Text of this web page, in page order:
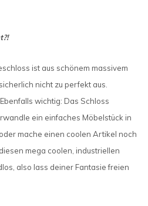
ist aus schönem massivem
nicht zu perfekt aus.
wichtig: Das Schloss
ein einfaches Möbelstück in
mache einen coolen Artikel noch
mega coolen, industriellen
also lass deiner Fantasie freien